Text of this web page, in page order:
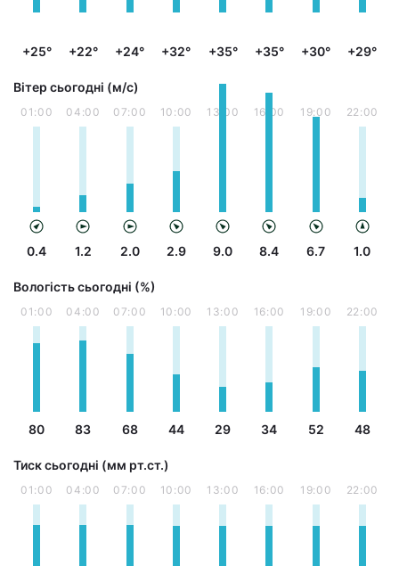
+25° +22° +24° +32° +35° +35° +30° +29°
Вітер сьогодні (м/с)
01:00
0.4
04:00
1.2
07:00
2.0
10:00
2.9
13:00
9.0
16:00
8.4
19:00
6.7
22:00
1.0
Вологість сьогодні (%)
01:00
80
04:00
83
07:00
68
10:00
44
13:00
29
16:00
34
19:00
52
22:00
48
Тиск сьогодні (мм рт.ст.)
01:00 04:00 07:00 10:00 13:00 16:00 19:00 22:00